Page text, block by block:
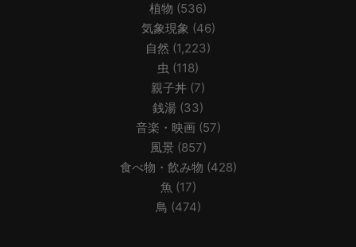
植物 (536)
気象現象 (46)
自然 (1,223)
虫 (118)
親子丼 (7)
銭湯 (33)
音楽・映画 (57)
風景(857)
食べ物・飲み物 (428)
魚 (17)
鳥 (474)